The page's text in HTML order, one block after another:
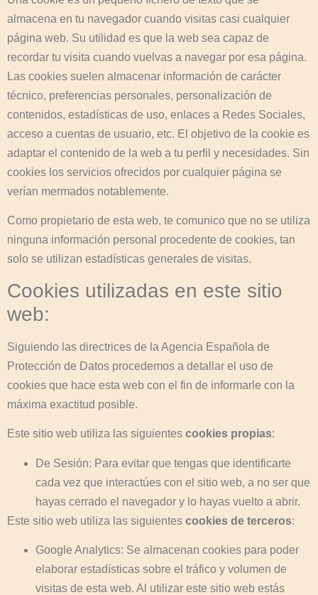
almacena en tu navegador cuando visitas casi cualquier
página web. Su utilidad es que la web sea capaz de
recordar tu visita cuando vuelvas a navegar por esa página.
Las cookies suelen almacenar información de carácter
técnico, preferencias personales, personalización de
contenidos, estadísticas de uso, enlaces a Redes Sociales,
acceso a cuentas de usuario, etc. El objetivo de la cookie es
adaptar el contenido de la web a tu perfil y necesidades. Sin
cookies los servicios ofrecidos por cualquier página se
verían mermados notablemente.
Como propietario de esta web, te comunico que no se utiliza
ninguna información personal procedente de cookies, tan
solo se utilizan estadísticas generales de visitas.
Cookies utilizadas en este sitio
web:
Siguiendo las directrices de la Agencia Española de
Protección de Datos procedemos a detallar el uso de
cookies que hace esta web con el fin de informarle con la
máxima exactitud posible.
Este sitio web utiliza las siguientes cookies propias:
De Sesión: Para evitar que tengas que identificarte
cada vez que interactúes con el sitio web, a no ser que
hayas cerrado el navegador y lo hayas vuelto a abrir.
Este sitio web utiliza las siguientes cookies de terceros:
Google Analytics: Se almacenan cookies para poder
elaborar estadísticas sobre el tráfico y volumen de
visitas de esta web. Al utilizar este sitio web estás